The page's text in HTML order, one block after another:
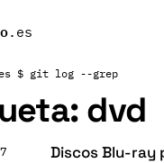
.es
$ git log --grep
dvd
Discos Blu-ray